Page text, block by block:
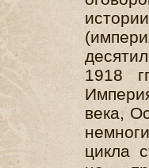
1918
века,
цикла